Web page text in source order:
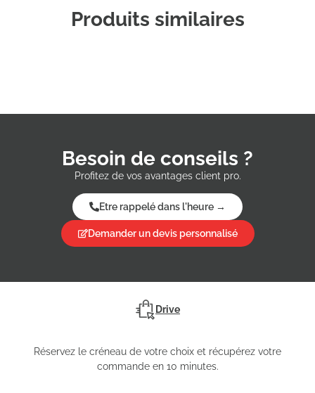
Produits similaires
Besoin de conseils ?
Profitez de vos avantages client pro.
Etre rappelé dans l'heure →
Demander un devis personnalisé
Drive
Réservez le créneau de votre choix et récupérez votre
commande en 10 minutes.